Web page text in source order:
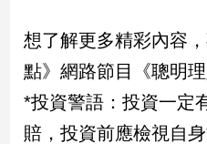
時
追
星
想了解更多精彩內容
點》網路節目《聰明理
*投資警語：投資一定
賠，投資前應檢視自身